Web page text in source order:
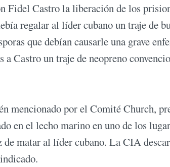
Fidel Castro la liberación de los
regalar al líder cubano un traje de
que debían causarle una grave
a Castro un traje de neopreno
mencionado por el Comité Church,
en el lecho marino en uno de los
matar al líder cubano. La CIA